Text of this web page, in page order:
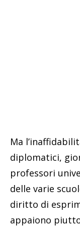
Ma
diplomatici,
professori
delle varie
diritto di
appaiono